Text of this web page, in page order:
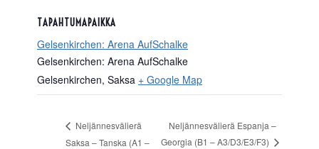
TAPAHTUMAPAIKKA
Gelsenkirchen: Arena AufSchalke
Gelsenkirchen: Arena AufSchalke
Gelsenkirchen, Saksa + Google Map
Neljännesvälierä
Saksa – Tanska (A1 –
Neljännesvälierä Espanja –
Georgia (B1 – A3/D3/E3/F3)